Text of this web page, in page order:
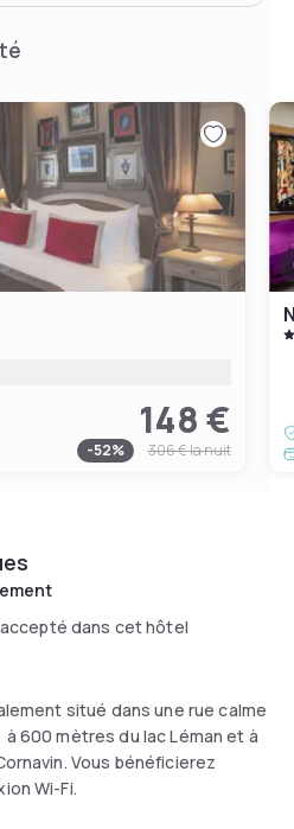
148 €
-52% 306 €la nuit
dans cet hôtel
situé dans une rue calme
600 mètres du lac Léman et à
Vous bénéficierez
Wi-Fi.